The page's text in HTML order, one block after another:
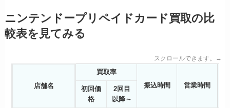
ニンテンドープリペイドカード買取の比
較表を見てみる
スクロールできます。→
店舗名
買取率
振込時間
営業時間
初回価
格
2回目
以降～